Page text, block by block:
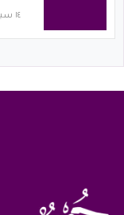
١٤ سبتمبر ٢٠٢٠